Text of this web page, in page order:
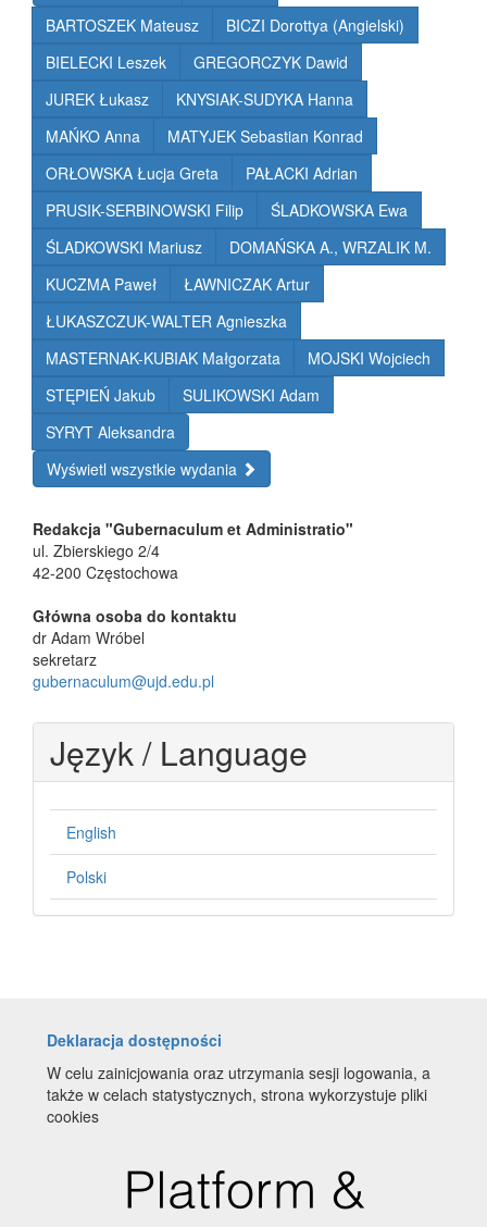
BARTOSZEK Mateusz
BICZI Dorottya (Angielski)
BIELECKI Leszek
GREGORCZYK Dawid
JUREK Łukasz
KNYSIAK-SUDYKA Hanna
MAŃKO Anna
MATYJEK Sebastian Konrad
ORŁOWSKA Łucja Greta
PAŁACKI Adrian
PRUSIK-SERBINOWSKI Filip
ŚLADKOWSKA Ewa
ŚLADKOWSKI Mariusz
DOMAŃSKA A., WRZALIK M.
KUCZMA Paweł
ŁAWNICZAK Artur
ŁUKASZCZUK-WALTER Agnieszka
MASTERNAK-KUBIAK Małgorzata
MOJSKI Wojciech
STĘPIEŃ Jakub
SULIKOWSKI Adam
SYRYT Aleksandra
Wyświetl wszystkie wydania
Redakcja "Gubernaculum et Administratio"
ul. Zbierskiego 2/4
42-200 Częstochowa
Główna osoba do kontaktu
dr Adam Wróbel
sekretarz
gubernaculum@ujd.edu.pl
Język / Language
English
Polski
Deklaracja dostępności
W celu zainicjowania oraz utrzymania sesji logowania, a
także w celach statystycznych, strona wykorzystuje pliki
cookies